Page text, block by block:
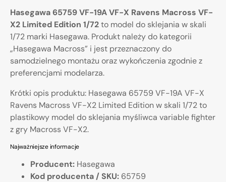
Hasegawa 65759 VF-19A VF-X Ravens Macross VF-
X2 Limited Edition 1/72to model do sklejania w skali
1/72 marki Hasegawa. Produkt należy do kategorii
„Hasegawa Macross” i jest przeznaczony do
samodzielnego montażu oraz wykończenia zgodnie z
preferencjami modelarza.
Krótki opis produktu: Hasegawa 65759 VF-19A VF-X
Ravens Macross VF-X2 Limited Edition w skali 1/72 to
plastikowy model do sklejania myśliwca variable fighter
z gry Macross VF-X2.
Najważniejsze informacje
Producent: Hasegawa
Kod producenta / SKU: 65759